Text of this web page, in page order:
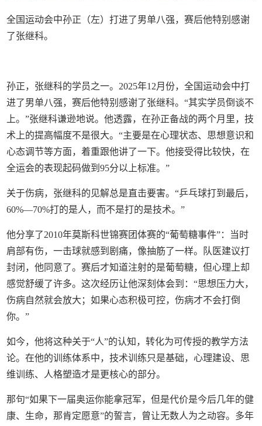
全国运动会中孙正（左）打进了男单八强，赛后他特别感谢
了张继科。
孙正，张继科的学员之一。2025年12月份，全国运动会中打
进了男单八强，赛后他特别感谢了张继科。“其实学员倒谈不
上。”张继科谦逊地说。他透露，在孙正备战的两个月里，技
术上的提高幅度不是很大。“主要是在心理状态、思想意识和
心态调节等方面，着重跟他讲了一下。他接受得比较快，在
全运会的表现起码做到95分以上标准。”
关于伤病，张继科的见解总是直击要害。“乒乓球打到最后，
60%—70%打的是人，而不是打的是技术。”
他分享了2010年莫斯科世锦赛团体赛的“葡萄糖事件”：当时
肩部有伤，一击球就感到剧痛，像抽筋了一样。队医建议打
封闭，他同意了。赛后才知道注射的是葡萄糖，但心理上却
感觉舒缓了许多。这次经历让他深刻体会到：“思想压力大，
伤病自然就会放大；如果心态积极可控，伤病才不会打倒
你。”
如今，他将这种关于“人”的认知，转化为可传授的教学方法
论。在他的训练体系中，技术训练只是基础，心理建设、思
维训练、人格塑造才是更核心的部分。
那句“如果下一届奥运你能拿冠军，但是代价是今后几年的健
康、生命，那肯定愿意”的誓言，曾让无数人为之动容。多年